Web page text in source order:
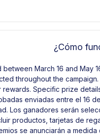
¿Cómo
March 16 and May
throughout the
Specific prize
enviadas entre el 16
Los ganadores serán
productos, tarjetas de
se anunciarán a medida